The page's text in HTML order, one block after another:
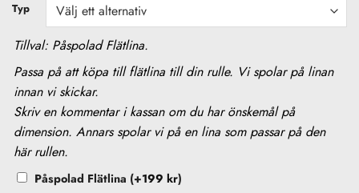
Typ
PÅSPOLAD
FLÄTLINA
Tillval: Påspolad Flätlina.
Passa på att köpa till flätlina till din rulle. Vi spolar på linan
innan vi skickar.
Skriv en kommentar i kassan om du har önskemål på
dimension. Annars spolar vi på en lina som passar på den
här rullen.
Påspolad Flätlina (+199 kr)